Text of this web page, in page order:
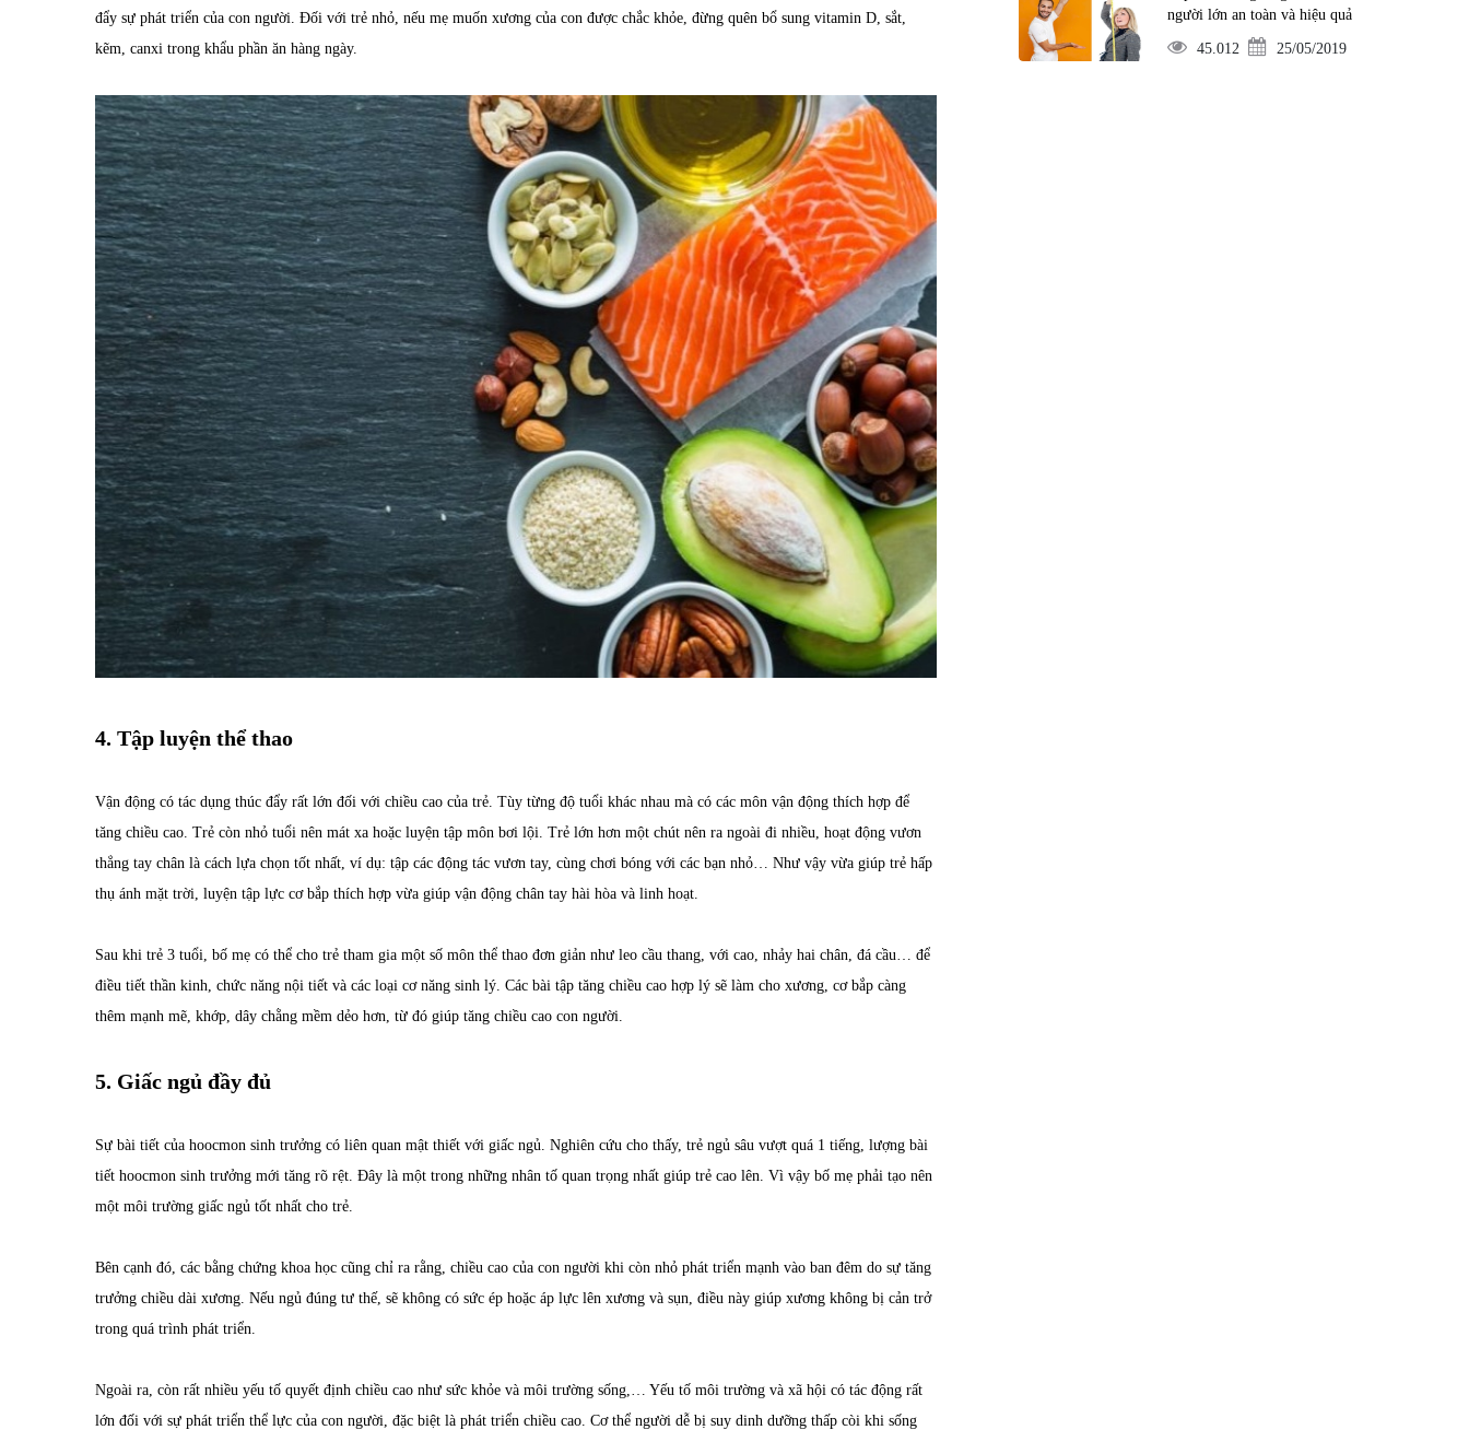
đẩy sự phát triển của con người. Đối với trẻ nhỏ, nếu mẹ muốn xương của con được chắc khỏe, đừng quên bổ sung vitamin D, sắt,
kẽm, canxi trong khẩu phần ăn hàng ngày.
4. Tập luyện thể thao
Vận động có tác dụng thúc đẩy rất lớn đối với chiều cao của trẻ. Tùy từng độ tuổi khác nhau mà có các môn vận động thích hợp để
tăng chiều cao. Trẻ còn nhỏ tuổi nên mát xa hoặc luyện tập môn bơi lội. Trẻ lớn hơn một chút nên ra ngoài đi nhiều, hoạt động vươn
thẳng tay chân là cách lựa chọn tốt nhất, ví dụ: tập các động tác vươn tay, cùng chơi bóng với các bạn nhỏ… Như vậy vừa giúp trẻ hấp
thụ ánh mặt trời, luyện tập lực cơ bắp thích hợp vừa giúp vận động chân tay hài hòa và linh hoạt.
Sau khi trẻ 3 tuổi, bố mẹ có thể cho trẻ tham gia một số môn thể thao đơn giản như leo cầu thang, với cao, nhảy hai chân, đá cầu… để
điều tiết thần kinh, chức năng nội tiết và các loại cơ năng sinh lý. Các bài tập tăng chiều cao hợp lý sẽ làm cho xương, cơ bắp càng
thêm mạnh mẽ, khớp, dây chằng mềm dẻo hơn, từ đó giúp tăng chiều cao con người.
5. Giấc ngủ đầy đủ
Sự bài tiết của hoocmon sinh trưởng có liên quan mật thiết với giấc ngủ. Nghiên cứu cho thấy, trẻ ngủ sâu vượt quá 1 tiếng, lượng bài
tiết hoocmon sinh trưởng mới tăng rõ rệt. Đây là một trong những nhân tố quan trọng nhất giúp trẻ cao lên. Vì vậy bố mẹ phải tạo nên
một môi trường giấc ngủ tốt nhất cho trẻ.
Bên cạnh đó, các bằng chứng khoa học cũng chỉ ra rằng, chiều cao của con người khi còn nhỏ phát triển mạnh vào ban đêm do sự tăng
trưởng chiều dài xương. Nếu ngủ đúng tư thế, sẽ không có sức ép hoặc áp lực lên xương và sụn, điều này giúp xương không bị cản trở
trong quá trình phát triển.
Ngoài ra, còn rất nhiều yếu tố quyết định chiều cao như sức khỏe và môi trường sống,… Yếu tố môi trường và xã hội có tác động rất
lớn đối với sự phát triển thể lực của con người, đặc biệt là phát triển chiều cao. Cơ thể người dễ bị suy dinh dưỡng thấp còi khi sống
người lớn an toàn và hiệu quả
45.012 25/05/2019